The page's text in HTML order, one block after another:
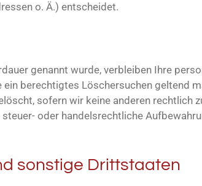
o. Ä.) entscheidet.
genannt wurde, verbleiben Ihre
berechtigtes Löschersuchen geltend
sofern wir keine anderen rechtlich
oder handelsrechtliche
sonstige Drittstaaten